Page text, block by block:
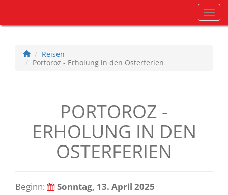
Reisen
Portoroz - Erholung in den Osterferien
PORTOROZ -
ERHOLUNG IN DEN
OSTERFERIEN
Beginn:
Sonntag, 13. April 2025